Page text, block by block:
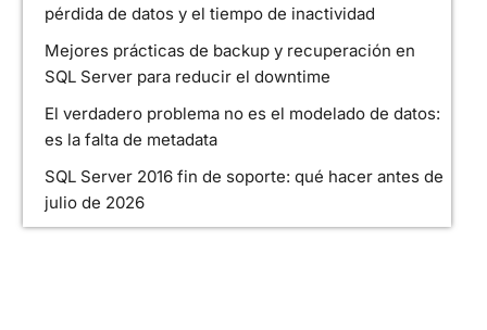
pérdida de datos y el tiempo de inactividad
Mejores prácticas de backup y recuperación en
SQL Server para reducir el downtime
El verdadero problema no es el modelado de datos:
es la falta de metadata
SQL Server 2016 fin de soporte: qué hacer antes de
julio de 2026